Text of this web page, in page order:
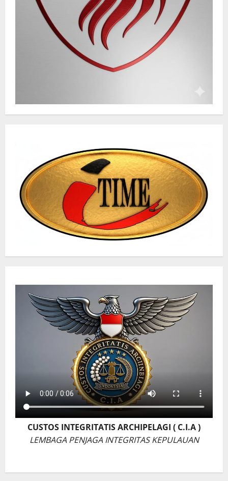
CUSTOS INTEGRITATIS ARCHIPELAGI ( C.I.A )
LEMBAGA PENJAGA INTEGRITAS KEPULAUAN